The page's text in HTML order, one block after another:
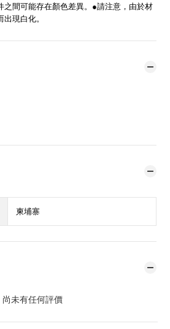
之間可能存在顏色差異。●請注意，由於材
現白化。
柬埔寨
尚未有任何評價